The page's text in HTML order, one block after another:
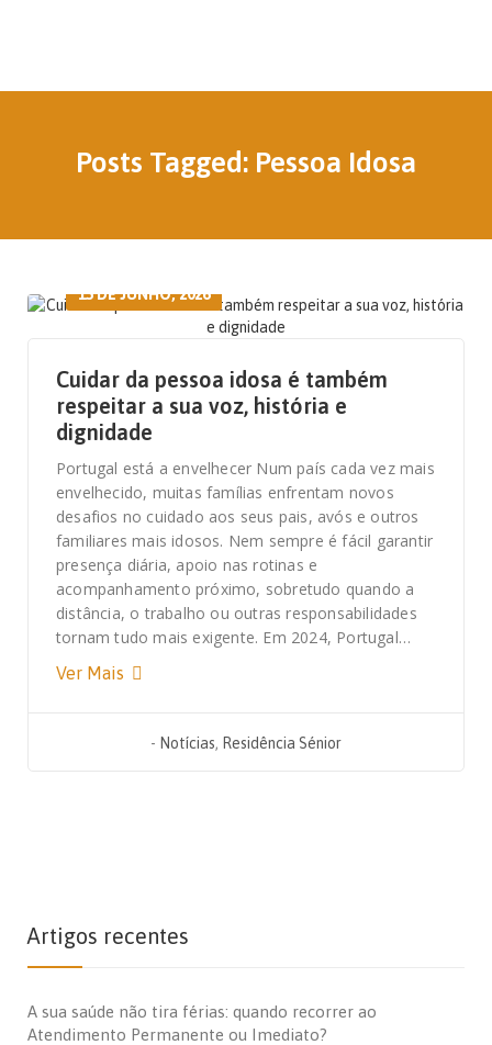
Posts Tagged: Pessoa Idosa
15 DE JUNHO, 2026
Cuidar da pessoa idosa é também
respeitar a sua voz, história e
dignidade
Portugal está a envelhecer Num país cada vez mais
envelhecido, muitas famílias enfrentam novos
desafios no cuidado aos seus pais, avós e outros
familiares mais idosos. Nem sempre é fácil garantir
presença diária, apoio nas rotinas e
acompanhamento próximo, sobretudo quando a
distância, o trabalho ou outras responsabilidades
tornam tudo mais exigente. Em 2024, Portugal…
Ver Mais
- Notícias, Residência Sénior
Artigos recentes
A sua saúde não tira férias: quando recorrer ao
Atendimento Permanente ou Imediato?